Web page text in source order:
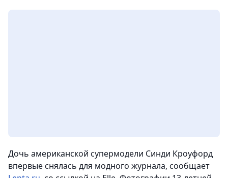
Дочь американской супермодели Синди Кроуфорд
впервые снялась для модного журнала, сообщает